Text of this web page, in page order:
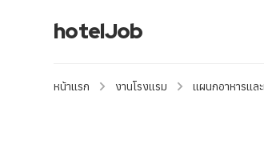
hotelJob
หน้าแรก งานโรงแรม แผนกอาหารแล